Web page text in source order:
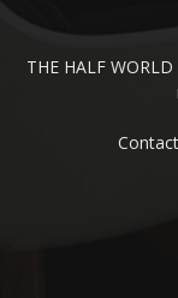
THE HALF